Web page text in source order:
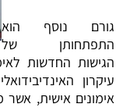
‏גורם נוסף הוא
התפתחותן של
הגישות החדשות
עיקרון
אימונים אישית,